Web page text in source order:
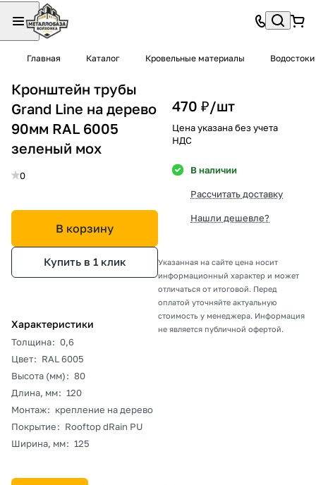
Главная Каталог Кровельные материалы Водостоки
Кронштейн трубы
Grand Line на дерево
90мм RAL 6005
зеленый мох
0
В корзину
Купить в 1 клик
Характеристики
Толщина: 0,6
Цвет: RAL 6005
Высота (мм): 80
Длина, мм: 120
Монтаж: крепление на дерево
Покрытие: Rooftop dRain PU
Ширина, мм: 125
470 ₽/шт
Цена указана без учета
НДС
В наличии
Рассчитать доставку
Нашли дешевле?
Указанная на сайте цена носит
информационный характер и может
отличаться от итоговой. Перед
оплатой уточняйте актуальную
стоимость у менеджера. Информация
не является публичной офертой.